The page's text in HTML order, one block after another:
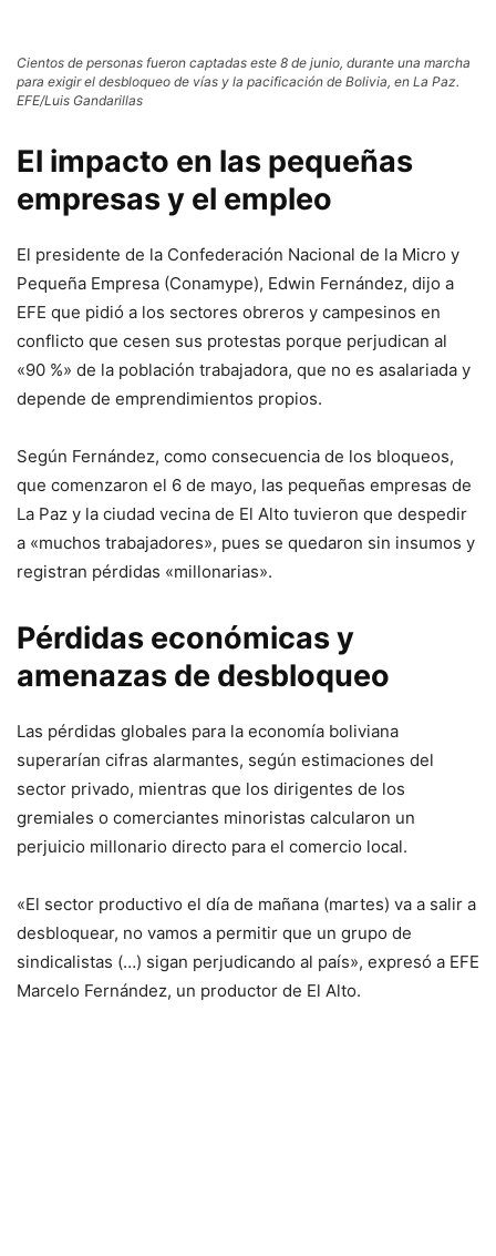
Cientos de personas fueron captadas este 8 de junio, durante una marcha
para exigir el desbloqueo de vías y la pacificación de Bolivia, en La Paz.
EFE/Luis Gandarillas
El impacto en las pequeñas
empresas y el empleo
El presidente de la Confederación Nacional de la Micro y
Pequeña Empresa (Conamype), Edwin Fernández, dijo a
EFE que pidió a los sectores obreros y campesinos en
conflicto que cesen sus protestas porque perjudican al
«90 %» de la población trabajadora, que no es asalariada y
depende de emprendimientos propios.
Según Fernández, como consecuencia de los bloqueos,
que comenzaron el 6 de mayo, las pequeñas empresas de
La Paz y la ciudad vecina de El Alto tuvieron que despedir
a «muchos trabajadores», pues se quedaron sin insumos y
registran pérdidas «millonarias».
Pérdidas económicas y
amenazas de desbloqueo
Las pérdidas globales para la economía boliviana
superarían cifras alarmantes, según estimaciones del
sector privado, mientras que los dirigentes de los
gremiales o comerciantes minoristas calcularon un
perjuicio millonario directo para el comercio local.
«El sector productivo el día de mañana (martes) va a salir a
desbloquear, no vamos a permitir que un grupo de
sindicalistas (…) sigan perjudicando al país», expresó a EFE
Marcelo Fernández, un productor de El Alto.